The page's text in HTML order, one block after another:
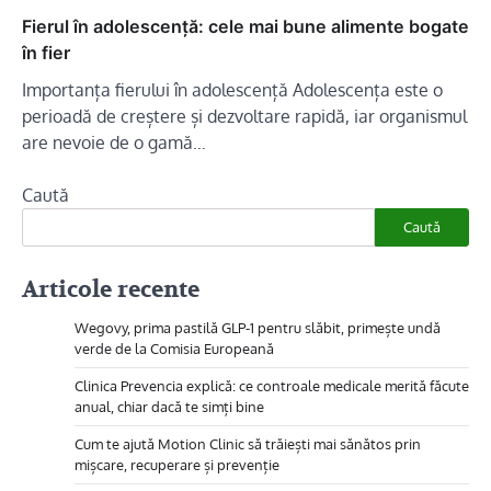
Fierul în adolescență: cele mai bune alimente bogate
în fier
Importanța fierului în adolescență Adolescența este o
perioadă de creștere și dezvoltare rapidă, iar organismul
are nevoie de o gamă…
Caută
Caută
Articole recente
Wegovy, prima pastilă GLP-1 pentru slăbit, primește undă
verde de la Comisia Europeană
Clinica Prevencia explică: ce controale medicale merită făcute
anual, chiar dacă te simți bine
Cum te ajută Motion Clinic să trăiești mai sănătos prin
mișcare, recuperare și prevenție